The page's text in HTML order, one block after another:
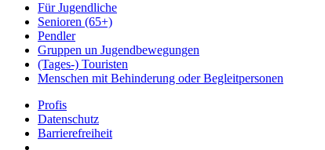
Für Jugendliche
Senioren (65+)
Pendler
Gruppen un Jugendbewegungen
(Tages-) Touristen
Menschen mit Behinderung oder Begleitpersonen
Profis
Datenschutz
Barrierefreiheit